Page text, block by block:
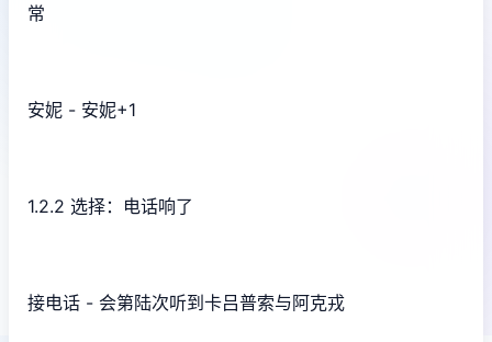
常
安妮 - 安妮+1
1.2.2 选择：电话响了
接电话 - 会第陆次听到卡吕普索与阿克戎